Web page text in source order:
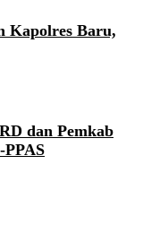
Kapolres Baru,
dan Pemkab